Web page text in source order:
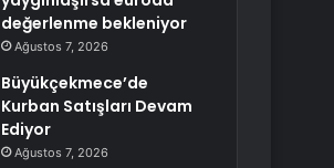
değerlenme bekleniyor
Ağustos 7, 2026
Büyükçekmece’de
Kurban Satışları Devam
Ediyor
Ağustos 7, 2026